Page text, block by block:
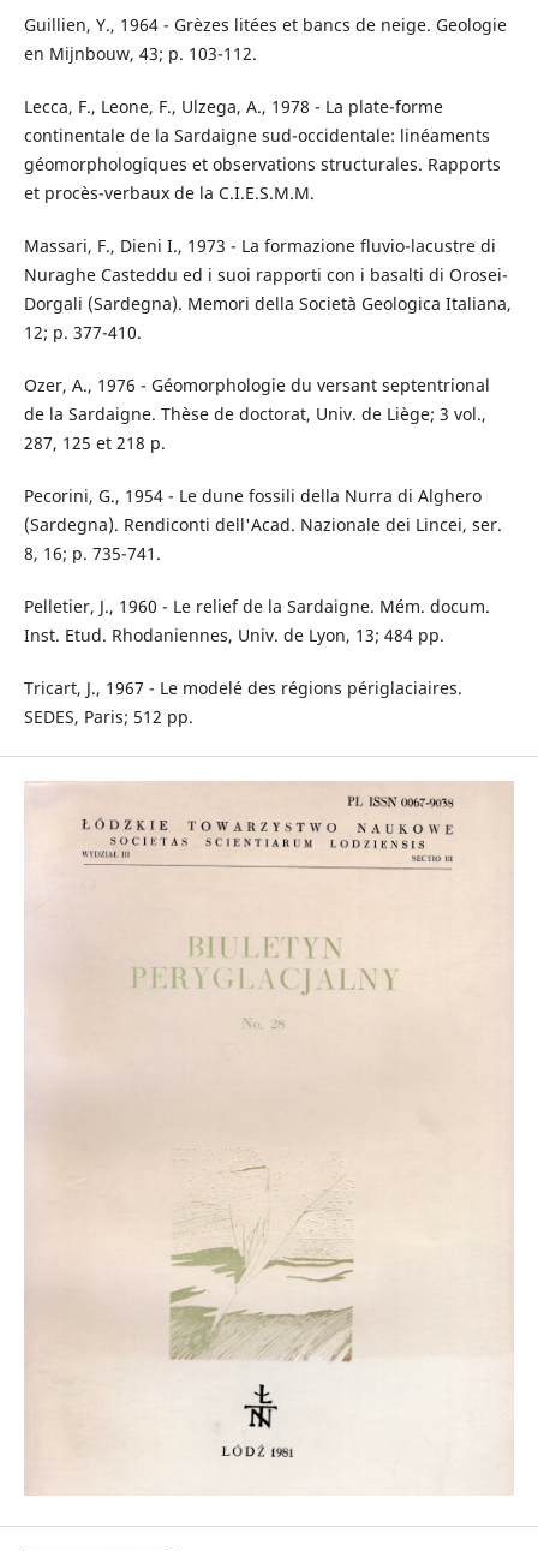
Guillien, Y., 1964 - Grèzes litées et bancs de neige. Geologie
en Mijnbouw, 43; p. 103-112.
Lecca, F., Leone, F., Ulzega, A., 1978 - La plate-forme
continentale de la Sardaigne sud-occidentale: linéaments
géomorphologiques et observations structurales. Rapports
et procès-verbaux de la C.I.E.S.M.M.
Massari, F., Dieni I., 1973 - La formazione fluvio-lacustre di
Nuraghe Casteddu ed i suoi rapporti con i basalti di Orosei-
Dorgali (Sardegna). Memori della Società Geologica Italiana,
12; p. 377-410.
Ozer, A., 1976 - Géomorphologie du versant septentrional
de la Sardaigne. Thèse de doctorat, Univ. de Liège; 3 vol.,
287, 125 et 218 p.
Pecorini, G., 1954 - Le dune fossili della Nurra di Alghero
(Sardegna). Rendiconti dell'Acad. Nazionale dei Lincei, ser.
8, 16; p. 735-741.
Pelletier, J., 1960 - Le relief de la Sardaigne. Mém. docum.
Inst. Etud. Rhodaniennes, Univ. de Lyon, 13; 484 pp.
Tricart, J., 1967 - Le modelé des régions périglaciaires.
SEDES, Paris; 512 pp.